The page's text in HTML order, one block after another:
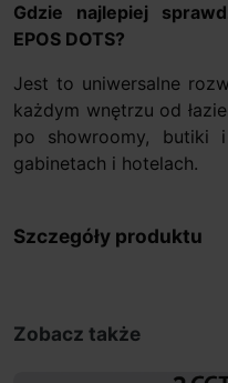
Gdzie najlepiej
EPOS DOTS?
Jest to uniwersalne
każdym wnętrzu od
po showroomy, butiki
gabinetach i hotelach.
Szczegóły produktu
Zobacz także